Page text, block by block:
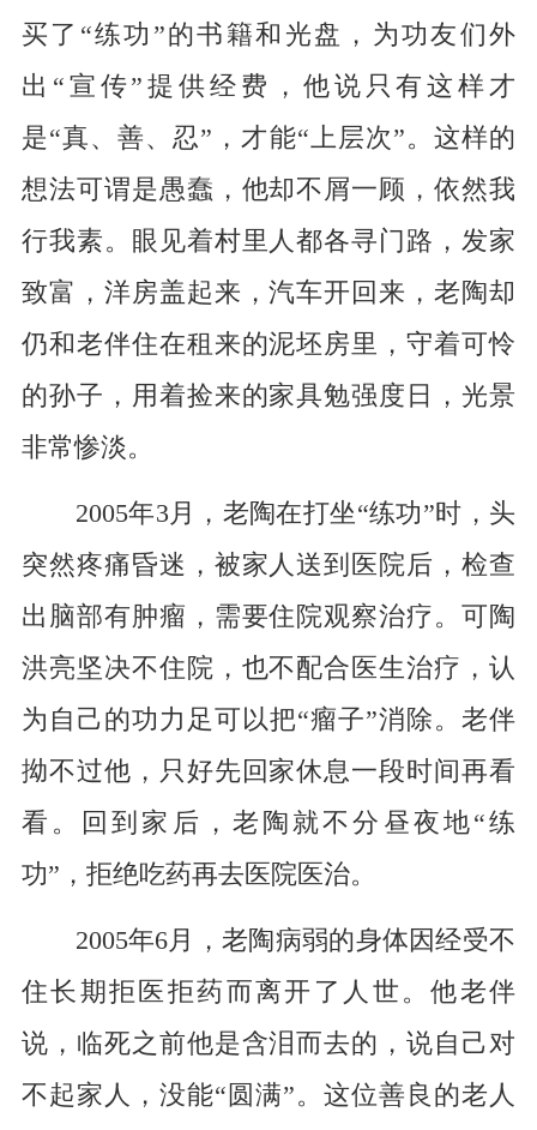
买了“练功”的书籍和光盘，为功友们外
出“宣传”提供经费，他说只有这样才
是“真、善、忍”，才能“上层次”。这样的
想法可谓是愚蠢，他却不屑一顾，依然我
行我素。眼见着村里人都各寻门路，发家
致富，洋房盖起来，汽车开回来，老陶却
仍和老伴住在租来的泥坯房里，守着可怜
的孙子，用着捡来的家具勉强度日，光景
非常惨淡。
2005年3月，老陶在打坐“练功”时，头
突然疼痛昏迷，被家人送到医院后，检查
出脑部有肿瘤，需要住院观察治疗。可陶
洪亮坚决不住院，也不配合医生治疗，认
为自己的功力足可以把“瘤子”消除。老伴
拗不过他，只好先回家休息一段时间再看
看。回到家后，老陶就不分昼夜地“练
功”，拒绝吃药再去医院医治。
2005年6月，老陶病弱的身体因经受不
住长期拒医拒药而离开了人世。他老伴
说，临死之前他是含泪而去的，说自己对
不起家人，没能“圆满”。这位善良的老人